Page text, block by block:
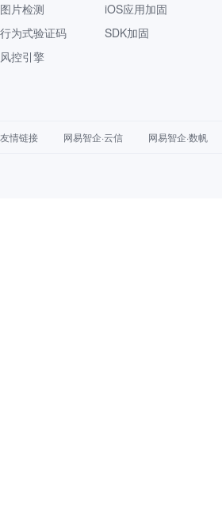
图片检测
行为式验证码
风控引擎
iOS应用加固
SDK加固
友情链接 网易智企·云信 网易智企·数帆